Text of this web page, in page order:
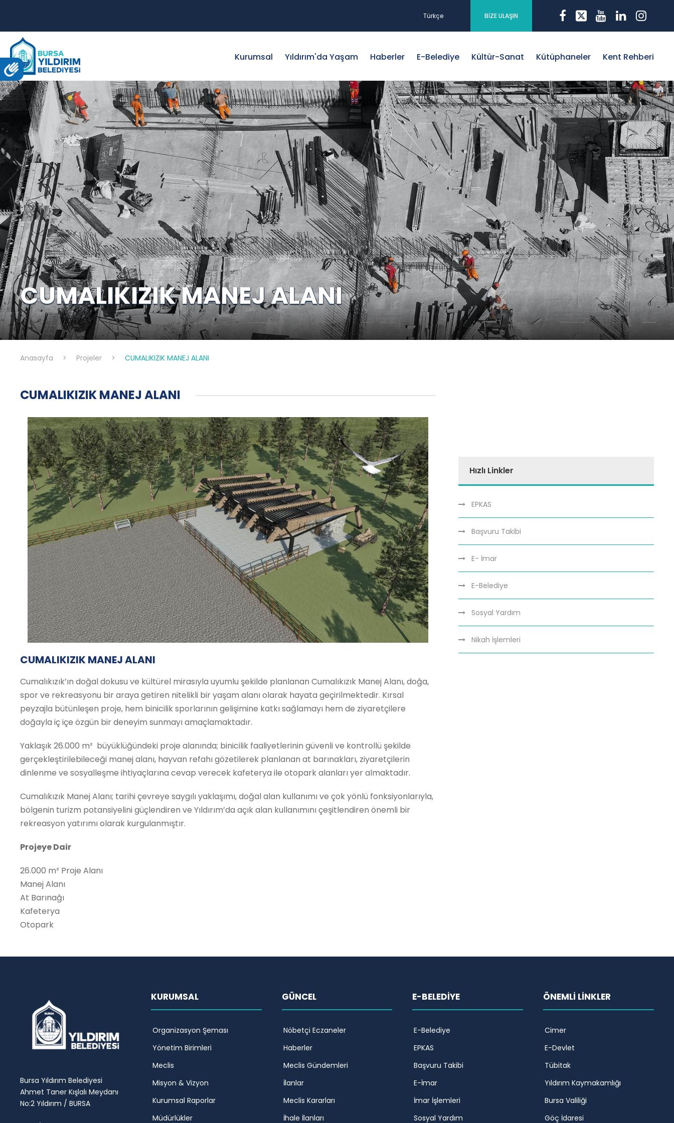
Türkçe BİZE ULAŞIN
Kurumsal Yıldırım'da Yaşam Haberler E-Belediye Kültür-Sanat Kütüphaneler Kent Rehberi
CUMALIKIZIK MANEJ ALANI
Anasayfa > Projeler > CUMALIKIZIK MANEJ ALANI
CUMALIKIZIK MANEJ ALANI
CUMALIKIZIK MANEJ ALANI
Cumalıkızık’ın doğal dokusu ve kültürel mirasıyla uyumlu şekilde planlanan Cumalıkızık Manej Alanı, doğa,
spor ve rekreasyonu bir araya getiren nitelikli bir yaşam alanı olarak hayata geçirilmektedir. Kırsal
peyzajla bütünleşen proje, hem binicilik sporlarının gelişimine katkı sağlamayı hem de ziyaretçilere
doğayla iç içe özgün bir deneyim sunmayı amaçlamaktadır.
Yaklaşık 26.000 m² büyüklüğündeki proje alanında; binicilik faaliyetlerinin güvenli ve kontrollü şekilde
gerçekleştirilebileceği manej alanı, hayvan refahı gözetilerek planlanan at barınakları, ziyaretçilerin
dinlenme ve sosyalleşme ihtiyaçlarına cevap verecek kafeterya ile otopark alanları yer almaktadır.
Cumalıkızık Manej Alanı; tarihi çevreye saygılı yaklaşımı, doğal alan kullanımı ve çok yönlü fonksiyonlarıyla,
bölgenin turizm potansiyelini güçlendiren ve Yıldırım’da açık alan kullanımını çeşitlendiren önemli bir
rekreasyon yatırımı olarak kurgulanmıştır.
Projeye Dair
26.000 m² Proje Alanı
Manej Alanı
At Barınağı
Kafeterya
Otopark
Hızlı Linkler
EPKAS
Başvuru Takibi
E- İmar
E-Belediye
Sosyal Yardım
Nikah İşlemleri
Bursa Yıldırım Belediyesi
Ahmet Taner Kışlalı Meydanı
No:2 Yıldırım / BURSA
KURUMSAL
Organizasyon Şeması
Yönetim Birimleri
Meclis
Misyon & Vizyon
Kurumsal Raporlar
Müdürlükler
GÜNCEL
Nöbetçi Eczaneler
Haberler
Meclis Gündemleri
İlanlar
Meclis Kararları
İhale İlanları
E-BELEDİYE
E-Belediye
EPKAS
Başvuru Takibi
E-İmar
İmar İşlemleri
Sosyal Yardım
ÖNEMLİ LİNKLER
Cimer
E-Devlet
Tübitak
Yıldırım Kaymakamlığı
Bursa Valiliği
Göç İdaresi